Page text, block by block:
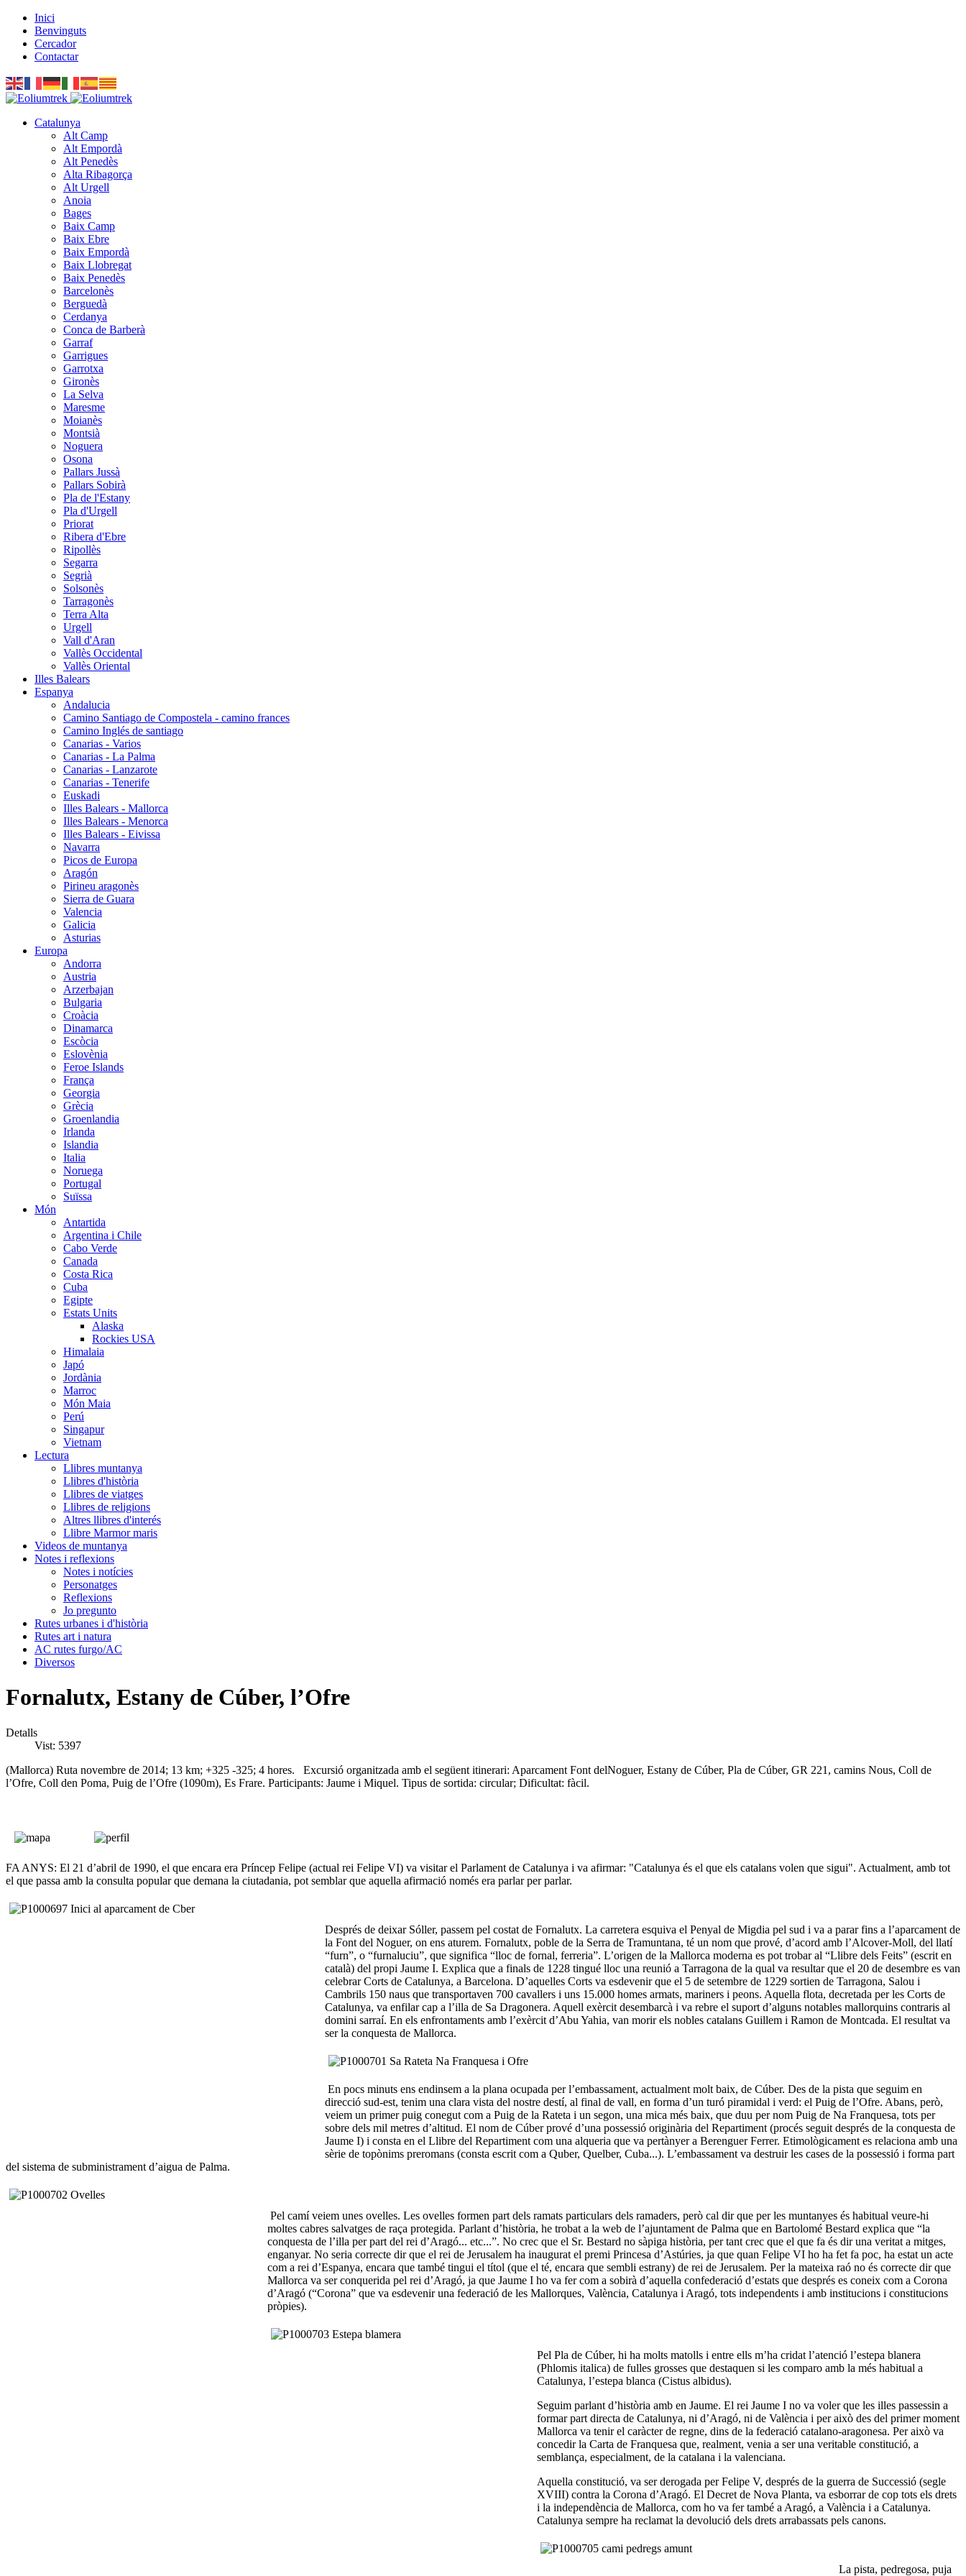
Inici
Benvinguts
Cercador
Contactar
Catalunya
Alt Camp
Alt Empordà
Alt Penedès
Alta Ribagorça
Alt Urgell
Anoia
Bages
Baix Camp
Baix Ebre
Baix Empordà
Baix Llobregat
Baix Penedès
Barcelonès
Berguedà
Cerdanya
Conca de Barberà
Garraf
Garrigues
Garrotxa
Gironès
La Selva
Maresme
Moianès
Montsià
Noguera
Osona
Pallars Jussà
Pallars Sobirà
Pla de l'Estany
Pla d'Urgell
Priorat
Ribera d'Ebre
Ripollès
Segarra
Segrià
Solsonès
Tarragonès
Terra Alta
Urgell
Vall d'Aran
Vallès Occidental
Vallès Oriental
Illes Balears
Espanya
Andalucia
Camino Santiago de Compostela - camino frances
Camino Inglés de santiago
Canarias - Varios
Canarias - La Palma
Canarias - Lanzarote
Canarias - Tenerife
Euskadi
Illes Balears - Mallorca
Illes Balears - Menorca
Illes Balears - Eivissa
Navarra
Picos de Europa
Aragón
Pirineu aragonès
Sierra de Guara
Valencia
Galicia
Asturias
Europa
Andorra
Austria
Arzerbajan
Bulgaria
Croàcia
Dinamarca
Escòcia
Eslovènia
Feroe Islands
França
Georgia
Grècia
Groenlandia
Irlanda
Islandia
Italia
Noruega
Portugal
Suïssa
Món
Antartida
Argentina i Chile
Cabo Verde
Canada
Costa Rica
Cuba
Egipte
Estats Units
Alaska
Rockies USA
Himalaia
Japó
Jordània
Marroc
Món Maia
Perú
Singapur
Vietnam
Lectura
Llibres muntanya
Llibres d'història
Llibres de viatges
Llibres de religions
Altres llibres d'interés
Llibre Marmor maris
Videos de muntanya
Notes i reflexions
Notes i notícies
Personatges
Reflexions
Jo pregunto
Rutes urbanes i d'història
Rutes art i natura
AC rutes furgo/AC
Diversos
Fornalutx, Estany de Cúber, l’Ofre
Detalls
Vist: 5397
(Mallorca) Ruta novembre de 2014; 13 km; +325 -325; 4 hores. Excursió organitzada amb el següent itinerari: Aparcament Font delNoguer, Estany de Cúber, Pla de Cúber, GR 221, camins Nous, Coll de
l’Ofre, Coll den Poma, Puig de l’Ofre (1090m), Es Frare. Participants: Jaume i Miquel. Tipus de sortida: circular; Dificultat: fàcil.
FA ANYS: El 21 d’abril de 1990, el que encara era Príncep Felipe (actual rei Felipe VI) va visitar el Parlament de Catalunya i va afirmar: "Catalunya és el que els catalans volen que sigui". Actualment, amb tot
el que passa amb la consulta popular que demana la ciutadania, pot semblar que aquella afirmació només era parlar per parlar.
Després de deixar Sóller, passem pel costat de Fornalutx. La carretera esquiva el Penyal de Migdia pel sud i va a parar fins a l’aparcament de
la Font del Noguer, on ens aturem. Fornalutx, poble de la Serra de Tramuntana, té un nom que prové, d’acord amb l’Alcover-Moll, del llatí
“furn”, o “furnaluciu”, que significa “lloc de fornal, ferreria”. L’origen de la Mallorca moderna es pot trobar al “Llibre dels Feits” (escrit en
català) del propi Jaume I. Explica que a finals de 1228 tingué lloc una reunió a Tarragona de la qual va resultar que el 20 de desembre es van
celebrar Corts de Catalunya, a Barcelona. D’aquelles Corts va esdevenir que el 5 de setembre de 1229 sortien de Tarragona, Salou i
Cambrils 150 naus que transportaven 700 cavallers i uns 15.000 homes armats, mariners i peons. Aquella flota, decretada per les Corts de
Catalunya, va enfilar cap a l’illa de Sa Dragonera. Aquell exèrcit desembarcà i va rebre el suport d’alguns notables mallorquins contraris al
domini sarraí. En els enfrontaments amb l’exèrcit d’Abu Yahia, van morir els nobles catalans Guillem i Ramon de Montcada. El resultat va
ser la conquesta de Mallorca.
En pocs minuts ens endinsem a la plana ocupada per l’embassament, actualment molt baix, de Cúber. Des de la pista que seguim en
direcció sud-est, tenim una clara vista del nostre destí, al final de vall, en forma d’un turó piramidal i verd: el Puig de l’Ofre. Abans, però,
veiem un primer puig conegut com a Puig de la Rateta i un segon, una mica més baix, que duu per nom Puig de Na Franquesa, tots per
sobre dels mil metres d’altitud. El nom de Cúber prové d’una possessió originària del Repartiment (procés seguit després de la conquesta de
Jaume I) i consta en el Llibre del Repartiment com una alqueria que va pertànyer a Berenguer Ferrer. Etimològicament es relaciona amb una
sèrie de topònims preromans (consta escrit com a Quber, Quelber, Cuba...). L’embassament va destruir les cases de la possessió i forma part
del sistema de subministrament d’aigua de Palma.
Pel camí veiem unes ovelles. Les ovelles formen part dels ramats particulars dels ramaders, però cal dir que per les muntanyes és habitual veure-hi
moltes cabres salvatges de raça protegida. Parlant d’història, he trobat a la web de l’ajuntament de Palma que en Bartolomé Bestard explica que “la
conquesta de l’illa per part del rei d’Aragó... etc...”. No crec que el Sr. Bestard no sàpiga història, per tant crec que el que fa és dir una veritat a mitges,
enganyar. No seria correcte dir que el rei de Jerusalem ha inaugurat el premi Princesa d’Astúries, ja que quan Felipe VI ho ha fet fa poc, ha estat un acte
com a rei d’Espanya, encara que també tingui el títol (que el té, encara que sembli estrany) de rei de Jerusalem. Per la mateixa raó no és correcte dir que
Mallorca va ser conquerida pel rei d’Aragó, ja que Jaume I ho va fer com a sobirà d’aquella confederació d’estats que després es coneix com a Corona
d’Aragó (“Corona” que va esdevenir una federació de les Mallorques, València, Catalunya i Aragó, tots independents i amb institucions i constitucions
pròpies).
Pel Pla de Cúber, hi ha molts matolls i entre ells m’ha cridat l’atenció l’estepa blanera
(Phlomis italica) de fulles grosses que destaquen si les comparo amb la més habitual a
Catalunya, l’estepa blanca (Cistus albidus).
Seguim parlant d’història amb en Jaume. El rei Jaume I no va voler que les illes passessin a
formar part directa de Catalunya, ni d’Aragó, ni de València i per això des del primer moment
Mallorca va tenir el caràcter de regne, dins de la federació catalano-aragonesa. Per això va
concedir la Carta de Franquesa que, realment, venia a ser una veritable constitució, a
semblança, especialment, de la catalana i la valenciana.
Aquella constitució, va ser derogada per Felipe V, després de la guerra de Successió (segle
XVIII) contra la Corona d’Aragó. El Decret de Nova Planta, va esborrar de cop tots els drets
i la independència de Mallorca, com ho va fer també a Aragó, a València i a Catalunya.
Catalunya sempre ha reclamat la devolució dels drets arrabassats pels canons.
La pista, pedregosa, puja